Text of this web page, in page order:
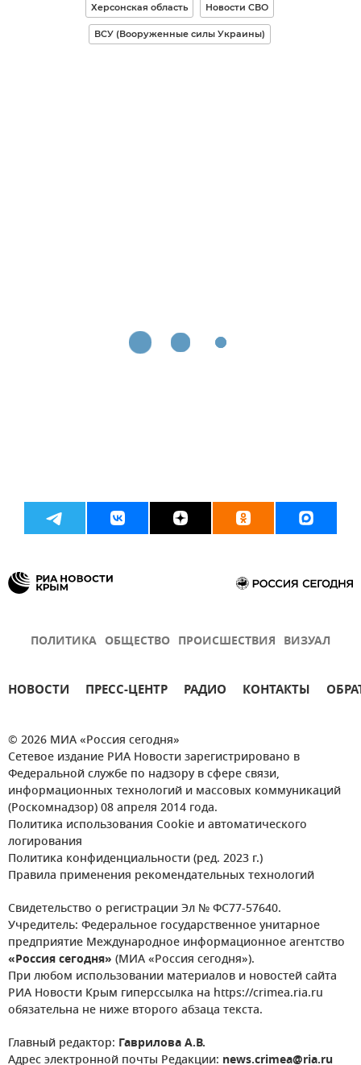
Херсонская область Новости СВО
ВСУ (Вооруженные силы Украины)
ПОЛИТИКА ОБЩЕСТВО ПРОИСШЕСТВИЯ ВИЗУАЛ
НОВОСТИ ПРЕСС-ЦЕНТР РАДИО КОНТАКТЫ
© 2026 МИА «Россия сегодня»
Сетевое издание РИА Новости зарегистрировано в
Федеральной службе по надзору в сфере связи,
информационных технологий и массовых коммуникаций
(Роскомнадзор) 08 апреля 2014 года.
Политика использования Cookie и автоматического
логирования
Политика конфиденциальности (ред. 2023 г.)
Правила применения рекомендательных технологий
Свидетельство о регистрации Эл № ФС77-57640.
Учредитель: Федеральное государственное унитарное
предприятие Международное информационное агентство
«Россия сегодня» (МИА «Россия сегодня»).
При любом использовании материалов и новостей сайта
РИА Новости Крым гиперссылка на https://crimea.ria.ru
обязательна не ниже второго абзаца текста.
Главный редактор: Гаврилова А.В.
Адрес электронной почты Редакции: news.crimea@ria.ru